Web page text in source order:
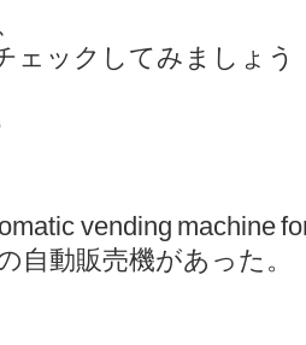
ェックしてみましょう
vending machine
自動販売機があった。